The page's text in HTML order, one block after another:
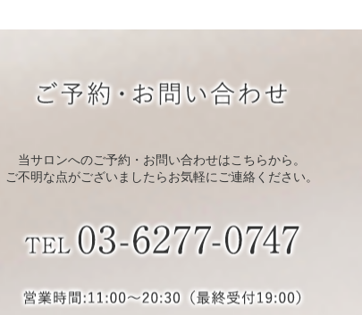
当サロンへのご予約・お問い合わせはこちらから。
ご不明な点がございましたらお気軽にご連絡ください。